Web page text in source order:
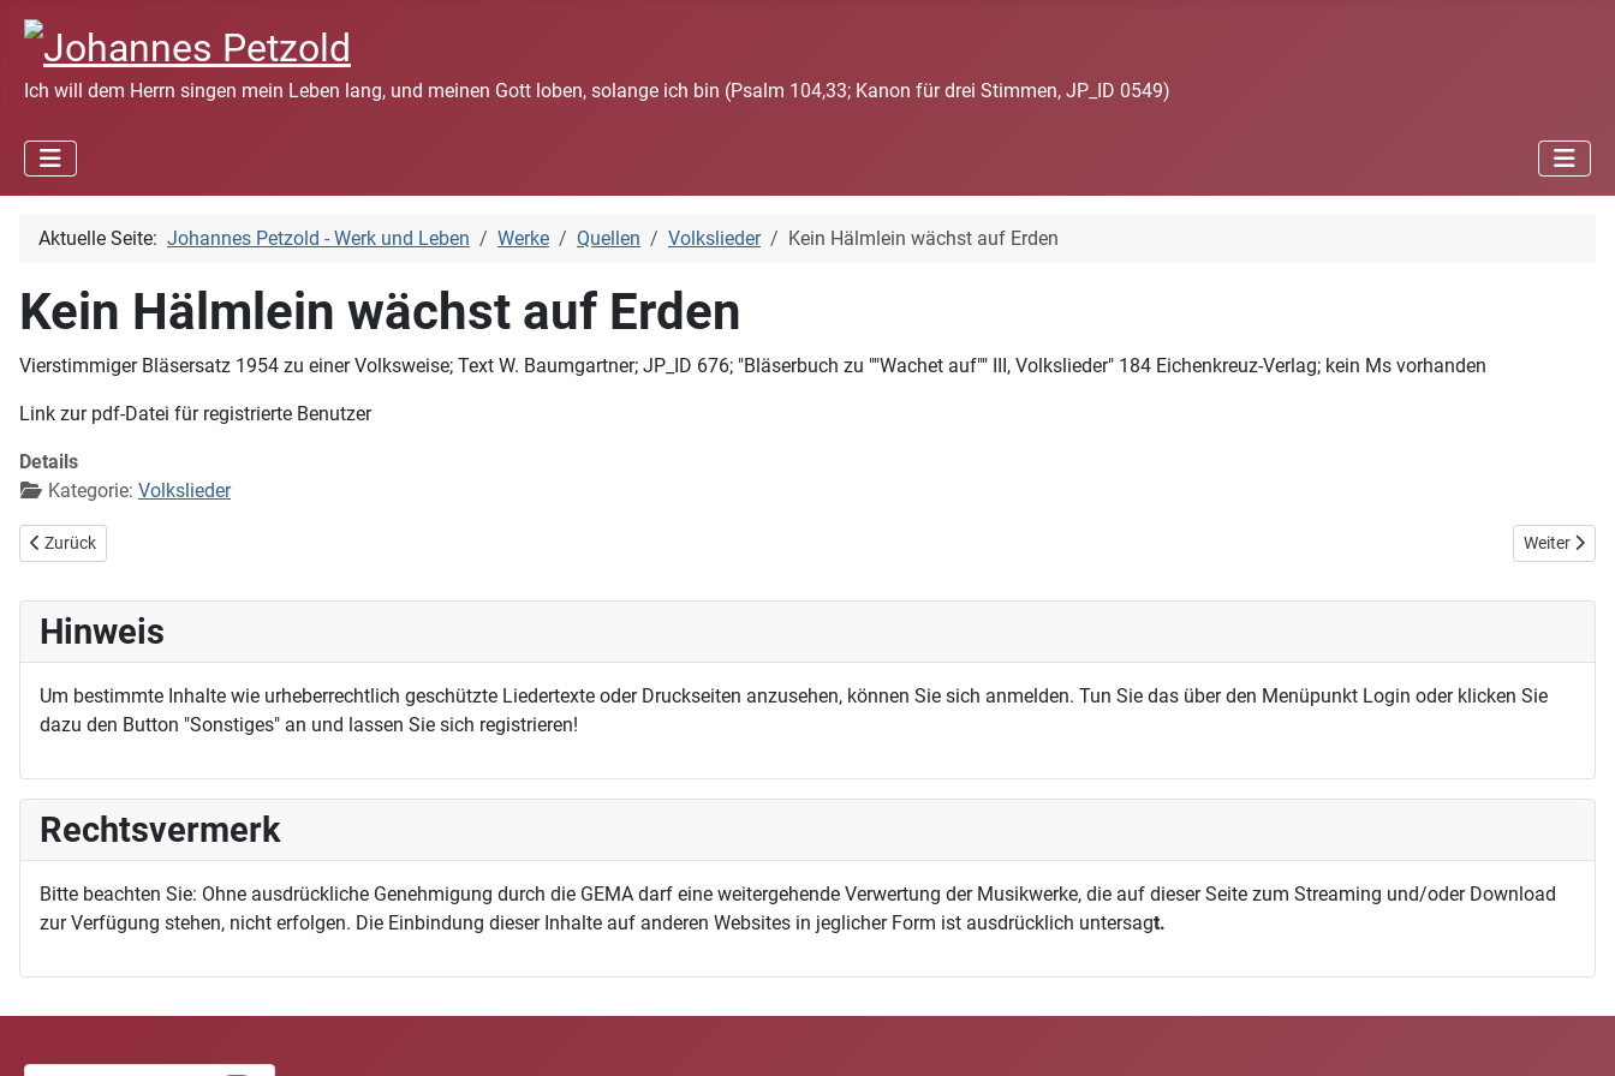
Ich will dem Herrn singen mein Leben lang, und meinen Gott loben, solange ich bin (Psalm 104,33; Kanon für drei Stimmen, JP_ID 0549)
Aktuelle Seite: Johannes Petzold - Werk und Leben Werke Quellen Volkslieder Kein Hälmlein wächst auf Erden
Kein Hälmlein wächst auf Erden
Vierstimmiger Bläsersatz 1954 zu einer Volksweise; Text W. Baumgartner; JP_ID 676; "Bläserbuch zu ""Wachet auf"" III, Volkslieder" 184 Eichenkreuz-Verlag; kein Ms vorhanden
Link zur pdf-Datei für registrierte Benutzer
Details
Kategorie: Volkslieder
Vorheriger Beitrag: Jetzt geht es in die Welt
Zurück Nächster
Weiter
Hinweis
Um bestimmte Inhalte wie urheberrechtlich geschützte Liedertexte oder Druckseiten anzusehen, können Sie sich anmelden. Tun Sie das über den Menüpunkt Login oder klicken Sie
dazu den Button "Sonstiges" an und lassen Sie sich registrieren!
Rechtsvermerk
Bitte beachten Sie: Ohne ausdrückliche Genehmigung durch die GEMA darf eine weitergehende Verwertung der Musikwerke, die auf dieser Seite zum Streaming und/oder Download
zur Verfügung stehen, nicht erfolgen. Die Einbindung dieser Inhalte auf anderen Websites in jeglicher Form ist ausdrücklich untersagt.